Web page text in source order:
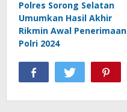
pos
Polres Sorong Selatan
Umumkan Hasil Akhir
Rikmin Awal Penerimaan
Polri 2024